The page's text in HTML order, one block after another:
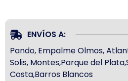
ENVÍOS A:
Pando, Empalme Olmos,
Solis, Montes,Parque del
Costa,Barros Blancos